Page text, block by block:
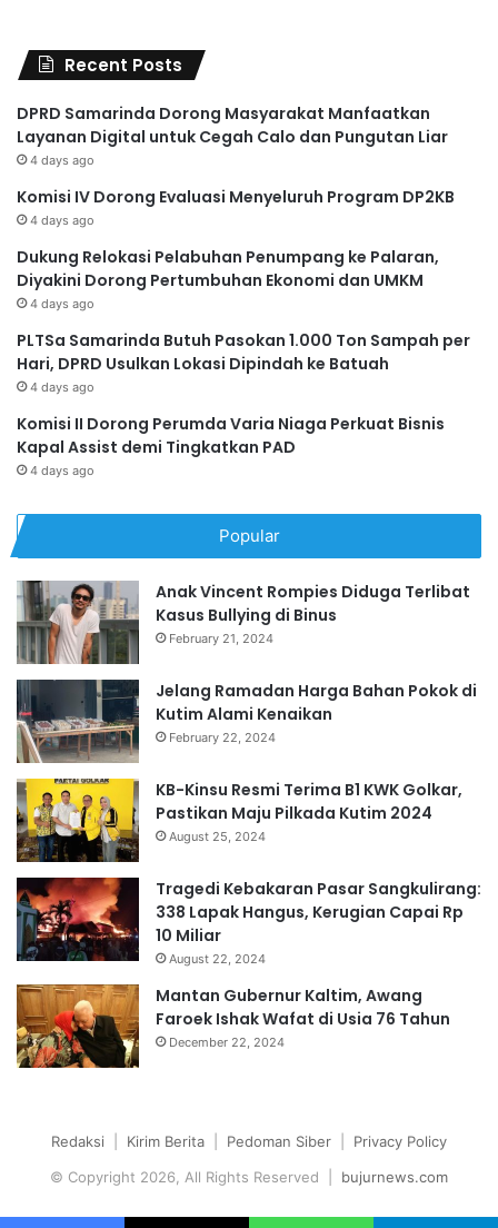
Recent Posts
DPRD Samarinda Dorong Masyarakat Manfaatkan
Layanan Digital untuk Cegah Calo dan Pungutan Liar
4 days ago
Komisi IV Dorong Evaluasi Menyeluruh Program DP2KB
4 days ago
Dukung Relokasi Pelabuhan Penumpang ke Palaran,
Diyakini Dorong Pertumbuhan Ekonomi dan UMKM
4 days ago
PLTSa Samarinda Butuh Pasokan 1.000 Ton Sampah per
Hari, DPRD Usulkan Lokasi Dipindah ke Batuah
4 days ago
Komisi II Dorong Perumda Varia Niaga Perkuat Bisnis
Kapal Assist demi Tingkatkan PAD
4 days ago
Popular
Anak Vincent Rompies Diduga Terlibat
Kasus Bullying di Binus
February 21, 2024
Jelang Ramadan Harga Bahan Pokok di
Kutim Alami Kenaikan
February 22, 2024
KB-Kinsu Resmi Terima B1 KWK Golkar,
Pastikan Maju Pilkada Kutim 2024
August 25, 2024
Tragedi Kebakaran Pasar Sangkulirang:
338 Lapak Hangus, Kerugian Capai Rp
10 Miliar
August 22, 2024
Mantan Gubernur Kaltim, Awang
Faroek Ishak Wafat di Usia 76 Tahun
December 22, 2024
Redaksi Kirim Berita Pedoman Siber
Privacy Policy
© Copyright 2026, All Rights Reserved | bujurnews.com